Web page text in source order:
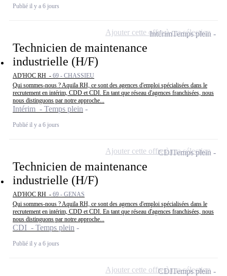
Publié il y a 6 jours
Technicien de maintenance
industrielle (H/F)
AD'HOC RH - 69 - CHASSIEU
Qui sommes-nous ? Aquila RH, ce sont des agences d'emploi spécialisées dans le
recrutement en intérim, CDD et CDI. En tant que réseau d'agences franchisées, nous
nous distinguons par notre approche...
Intérim - Temps plein
Publié il y a 6 jours
IntérimTemps plein
Ajouter cette offre à ma sélection
Technicien de maintenance
industrielle (H/F)
AD'HOC RH - 69 - GENAS
Qui sommes-nous ? Aquila RH, ce sont des agences d'emploi spécialisées dans le
recrutement en intérim, CDD et CDI. En tant que réseau d'agences franchisées, nous
nous distinguons par notre approche...
CDI - Temps plein
Publié il y a 6 jours
CDITemps plein
Ajouter cette offre à ma sélection
CDITemps plein
Ajouter cette offre à ma sélection